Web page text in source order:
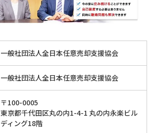
一般社団法人全日本任意売却支援協会
一般社団法人全日本任意売却支援協会
〒100-0005
東京都千代田区丸の内1-4-1 丸の内永楽ビル
ディング18階